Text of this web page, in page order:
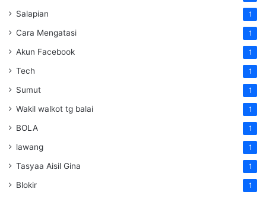
Salapian 1
Cara Mengatasi 1
Akun Facebook 1
Tech 1
Sumut 1
Wakil walkot tg balai 1
BOLA 1
lawang 1
Tasyaa Aisil Gina 1
Blokir 1